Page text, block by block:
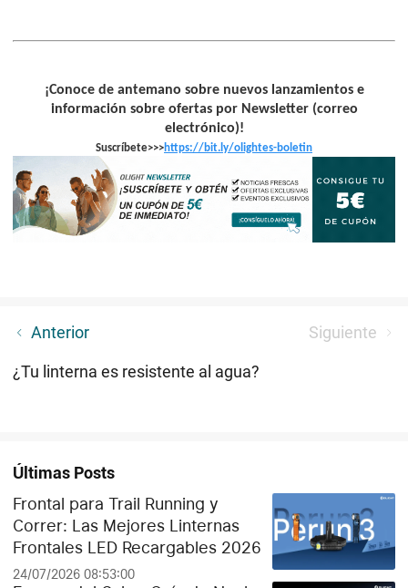
¡Conoce de antemano sobre nuevos lanzamientos e
información sobre ofertas por Newsletter (correo
electrónico)!
Suscríbete>>>https://bit.ly/olightes-boletin
Anterior Siguiente
Libera tus manos——Linterna de cabeza
¿Tu linterna es resistente al agua?
Últimas Posts
Frontal para Trail Running y
Correr: Las Mejores Linternas
Frontales LED Recargables 2026
24/07/2026 08:53:00